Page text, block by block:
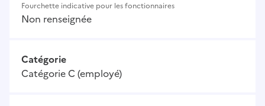
Fourchette indicative pour les fonctionnaires
Non renseignée
Catégorie
Catégorie C (employé)